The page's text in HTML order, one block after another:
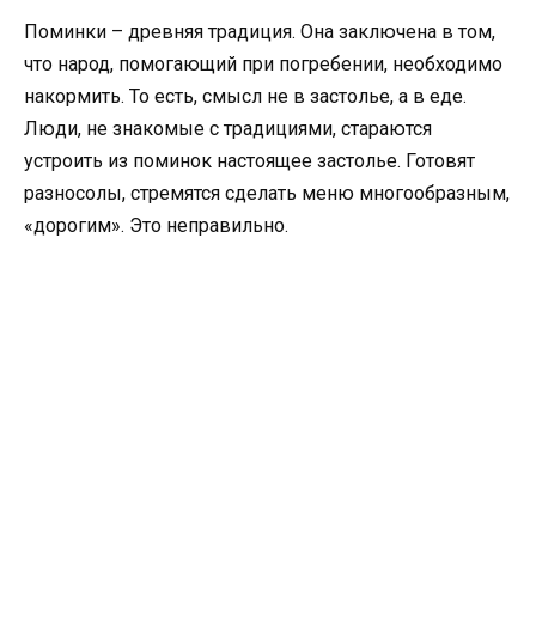
Поминки – древняя традиция. Она заключена в том,
что народ, помогающий при погребении, необходимо
накормить. То есть, смысл не в застолье, а в еде.
Люди, не знакомые с традициями, стараются
устроить из поминок настоящее застолье. Готовят
разносолы, стремятся сделать меню многообразным,
«дорогим». Это неправильно.